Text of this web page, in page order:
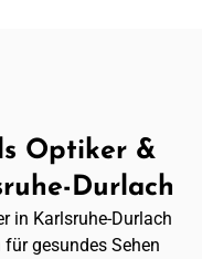
Optiker &
Durlach
in Karlsruhe-Durlach
gesundes Sehen